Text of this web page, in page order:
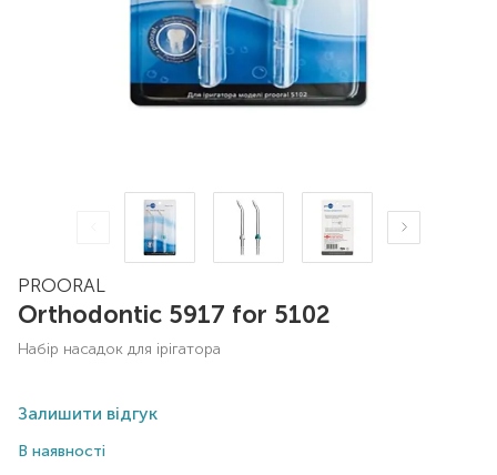
PROORAL
Orthodontic 5917 for 5102
набір насадок для ірігатора
Залишити відгук
В наявності